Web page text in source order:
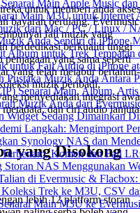
Main Apple Music
Main M3U untuk
dari Mac / PC / Linux /
Anda Sendiri di iPhone
Album untuk Trek
untuk Fail Audio di iPhone
Pustaka Muzik Anda Antara
Senarai Main, Album,
Muzik Anda dari
Widget Sedang Dimainkan
Langkah: Mengimport
Synology NAS dan
Komen dan Fail
Storan NAS Menggunakan
di Evermusic &
Koleksi Trek ke M3U, CSV
Main M3U ke
untuk memberi anda akses
bayaran berulang. Evermusic
fail muzik yang
berdedikasi berkualiti tinggi
yang sama seperti
yang telah melabur bertahun-
muzik peribadi,
menyediakan integrasi
dan ciri audio
yang Disokong
lebih 12 platform storan